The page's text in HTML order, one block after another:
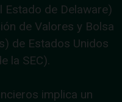
de Delaware)
de Valores y Bolsa
de Estados Unidos
la SEC).
implica un